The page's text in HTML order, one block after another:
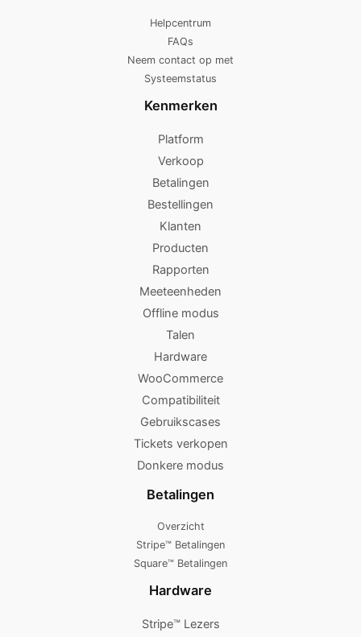
Helpcentrum
FAQs
Neem contact op met
Systeemstatus
Kenmerken
Platform
Verkoop
Betalingen
Bestellingen
Klanten
Producten
Rapporten
Meeteenheden
Offline modus
Talen
Hardware
WooCommerce
Compatibiliteit
Gebruikscases
Tickets verkopen
Donkere modus
Betalingen
Overzicht
Stripe™ Betalingen
Square™ Betalingen
Hardware
Stripe™ Lezers